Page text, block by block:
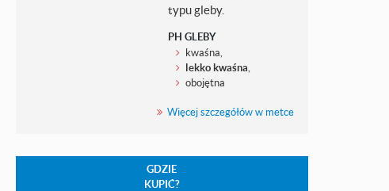
typu gleby.
PH GLEBY
kwaśna,
lekko kwaśna
obojętna
Więcej szczegółów w metce
GDZIE
KUPIĆ?